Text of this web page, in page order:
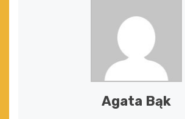
Agata Bąk